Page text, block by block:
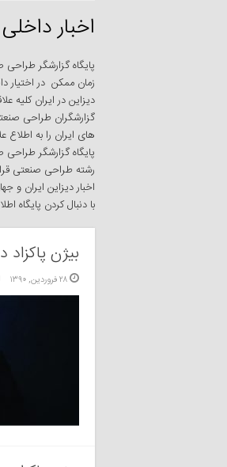
اخبار داخلی
پایگاه گزارشگر
زمان ممکن در اختیار
دیزاین در ایران کلیه
گزارشگران طراحی
های ایران را به اطلاع
پایگاه گزارشگر
رشته طراحی صنعتی
اخبار دیزاین ایران
با دنبال کردن پایگاه
بیژن
۲۸ فروردین, ۱۳۹۰